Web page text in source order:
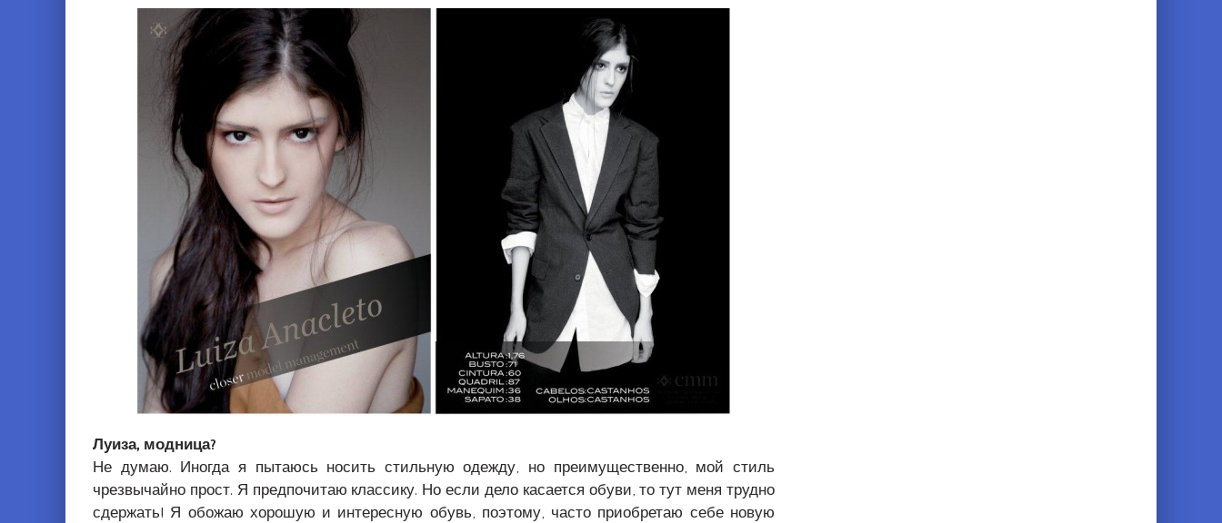
Луиза, модница?
Не думаю. Иногда я пытаюсь носить стильную одежду, но преимущественно, мой стиль
чрезвычайно прост. Я предпочитаю классику. Но если дело касается обуви, то тут меня трудно
сдержать! Я обожаю хорошую и интересную обувь, поэтому, часто приобретаю себе новую